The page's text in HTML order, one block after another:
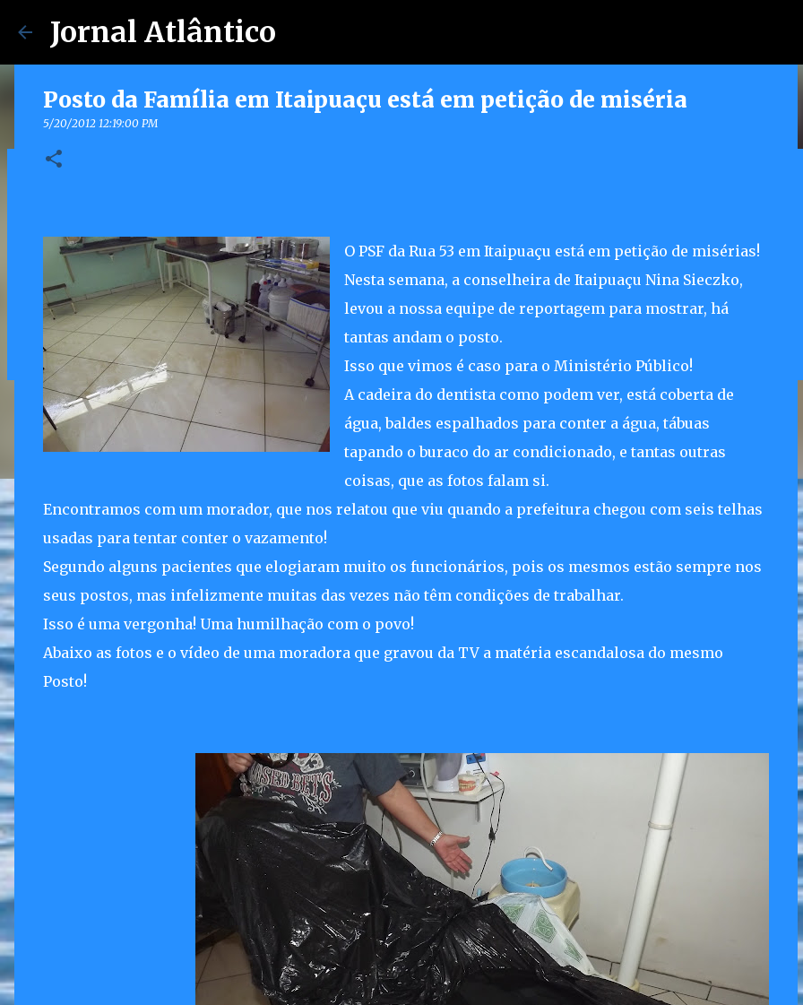
Jornal Atlântico
7/30/2026 04:53:00 PM
0
Posto da Família em Itaipuaçu está em petição de miséria
5/20/2012 12:19:00 PM
O PSF da Rua 53 em Itaipuaçu está em petição de misérias!
Nesta semana, a conselheira de Itaipuaçu Nina Sieczko,
levou a nossa equipe de reportagem para mostrar, há
tantas andam o posto.
Isso que vimos é caso para o Ministério Público!
A cadeira do dentista como podem ver, está coberta de
água, baldes espalhados para conter a água, tábuas
tapando o buraco do ar condicionado, e tantas outras
coisas, que as fotos falam si.
Encontramos com um morador, que nos relatou que viu quando a prefeitura chegou com seis telhas
usadas para tentar conter o vazamento!
Segundo alguns pacientes que elogiaram muito os funcionários, pois os mesmos estão sempre nos
seus postos, mas infelizmente muitas das vezes não têm condições de trabalhar.
Isso é uma vergonha! Uma humilhação com o povo!
Abaixo as fotos e o vídeo de uma moradora que gravou da TV a matéria escandalosa do mesmo
Posto!